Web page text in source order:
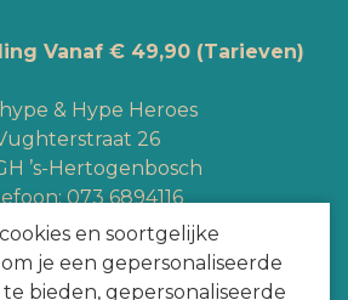
en soortgelijke
je een gepersonaliseerde
bieden, gepersonaliseerde
Vanaf € 49,90 (Tarieven)
& Hype Heroes
26
’s-Hertogenbosch
073 6894116
+3165363328